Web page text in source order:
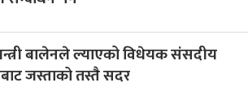
बालेनले ल्याएको विधेयक संसदीय
जस्ताको तस्तै सदर